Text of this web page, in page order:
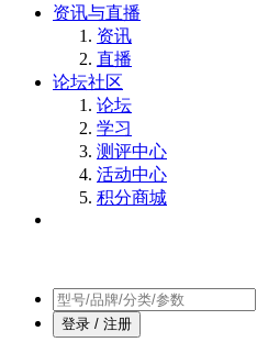
资讯与直播
资讯
直播
论坛社区
论坛
学习
测评中心
活动中心
积分商城
登录 / 注册